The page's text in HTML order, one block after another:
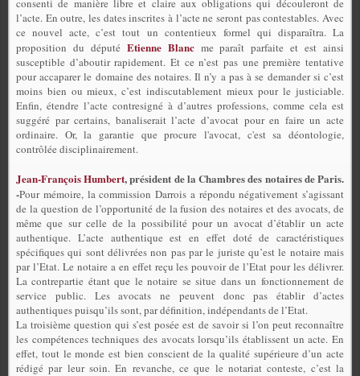
consenti de manière libre et claire aux obligations qui découleront de
l’acte. En outre, les dates inscrites à l’acte ne seront pas contestables. Avec
ce nouvel acte, c’est tout un contentieux formel qui disparaîtra. La
proposition du député Etienne Blanc me paraît parfaite et est ainsi
susceptible d’aboutir rapidement. Et ce n’est pas une première tentative
pour accaparer le domaine des notaires. Il n’y a pas à se demander si c’est
moins bien ou mieux, c’est indiscutablement mieux pour le justiciable.
Enfin, étendre l’acte contresigné à d’autres professions, comme cela est
suggéré par certains, banaliserait l’acte d’avocat pour en faire un acte
ordinaire. Or, la garantie que procure l'avocat, c'est sa déontologie,
contrôlée disciplinairement.
Jean-François Humbert, président de la Chambres des notaires de Paris.
-Pour mémoire, la commission Darrois a répondu négativement s’agissant
de la question de l’opportunité de la fusion des notaires et des avocats, de
même que sur celle de la possibilité pour un avocat d’établir un acte
authentique. L’acte authentique est en effet doté de caractéristiques
spécifiques qui sont délivrées non pas par le juriste qu’est le notaire mais
par l’Etat. Le notaire a en effet reçu les pouvoir de l’Etat pour les délivrer.
La contrepartie étant que le notaire se situe dans un fonctionnement de
service public. Les avocats ne peuvent donc pas établir d’actes
authentiques puisqu’ils sont, par définition, indépendants de l’Etat.
La troisième question qui s’est posée est de savoir si l’on peut reconnaître
les compétences techniques des avocats lorsqu’ils établissent un acte. En
effet, tout le monde est bien conscient de la qualité supérieure d’un acte
rédigé par leur soin. En revanche, ce que le notariat conteste, c’est la